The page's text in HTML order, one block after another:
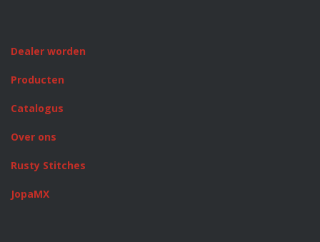
Dealer worden
Producten
Catalogus
Over ons
Rusty Stitches
JopaMX